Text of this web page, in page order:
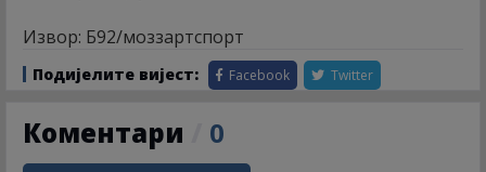
Извор: Б92/моззартспорт
Подијелите вијест: Facebook Twitter
Коментари 0